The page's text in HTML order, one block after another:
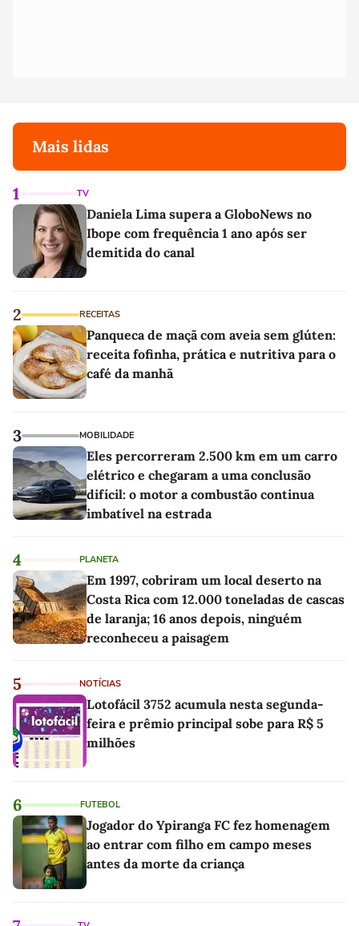
Mais lidas
1 TV
Daniela Lima supera a GloboNews no
Ibope com frequência 1 ano após ser
demitida do canal
2 RECEITAS
Panqueca de maçã com aveia sem glúten:
receita fofinha, prática e nutritiva para o
café da manhã
3 MOBILIDADE
Eles percorreram 2.500 km em um carro
elétrico e chegaram a uma conclusão
difícil: o motor a combustão continua
imbatível na estrada
4 PLANETA
Em 1997, cobriram um local deserto na
Costa Rica com 12.000 toneladas de cascas
de laranja; 16 anos depois, ninguém
reconheceu a paisagem
5 NOTÍCIAS
Lotofácil 3752 acumula nesta segunda-
feira e prêmio principal sobe para R$ 5
milhões
6 FUTEBOL
Jogador do Ypiranga FC fez homenagem
ao entrar com filho em campo meses
antes da morte da criança